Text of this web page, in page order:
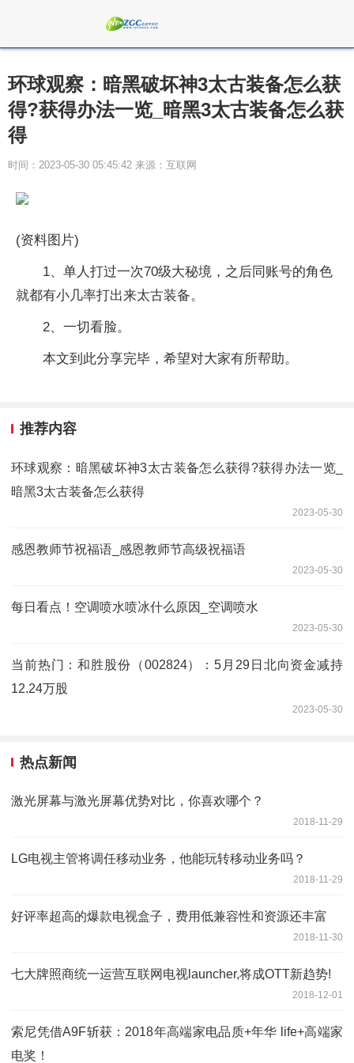
环球观察：暗黑破坏神3太古装备怎么获
得?获得办法一览_暗黑3太古装备怎么获
得
时间：2023-05-30 05:45:42 来源：互联网
(资料图片)
1、单人打过一次70级大秘境，之后同账号的角色
就都有小几率打出来太古装备。
2、一切看脸。
本文到此分享完毕，希望对大家有所帮助。
推荐内容
环球观察：暗黑破坏神3太古装备怎么获得?获得办法一览_
暗黑3太古装备怎么获得
2023-05-30
感恩教师节祝福语_感恩教师节高级祝福语
2023-05-30
每日看点！空调喷水喷冰什么原因_空调喷水
2023-05-30
当前热门：和胜股份（002824）：5月29日北向资金减持
12.24万股
2023-05-30
热点新闻
激光屏幕与激光屏幕优势对比，你喜欢哪个？
2018-11-29
LG电视主管将调任移动业务，他能玩转移动业务吗？
2018-11-29
好评率超高的爆款电视盒子，费用低兼容性和资源还丰富
2018-11-30
七大牌照商统一运营互联网电视launcher,将成OTT新趋势!
2018-12-01
索尼凭借A9F斩获：2018年高端家电品质+年华 life+高端家
电奖！